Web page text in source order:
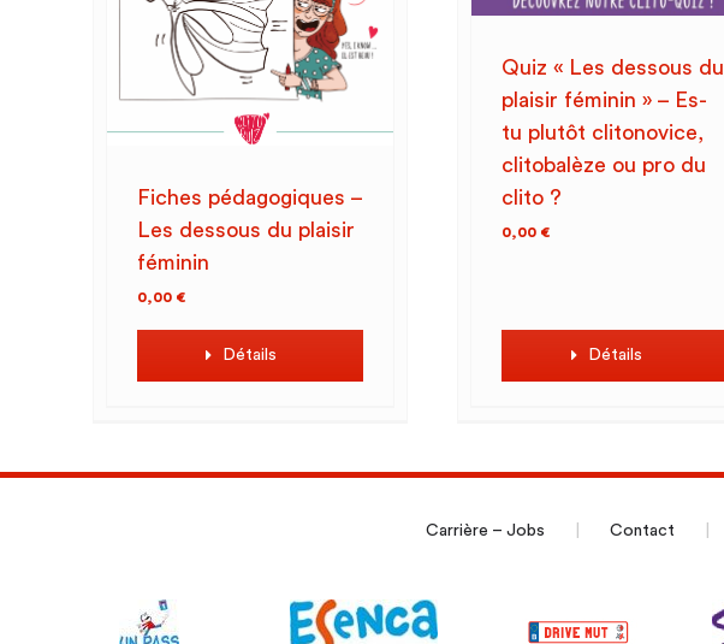
Fiches pédagogiques –
Les dessous du plaisir
féminin
0,00 €
Détails
Quiz « Les dessous du
plaisir féminin » – Es-
tu plutôt clitonovice,
clitobalèze ou pro du
clito ?
0,00 €
Détails
Carrière – Jobs Contact